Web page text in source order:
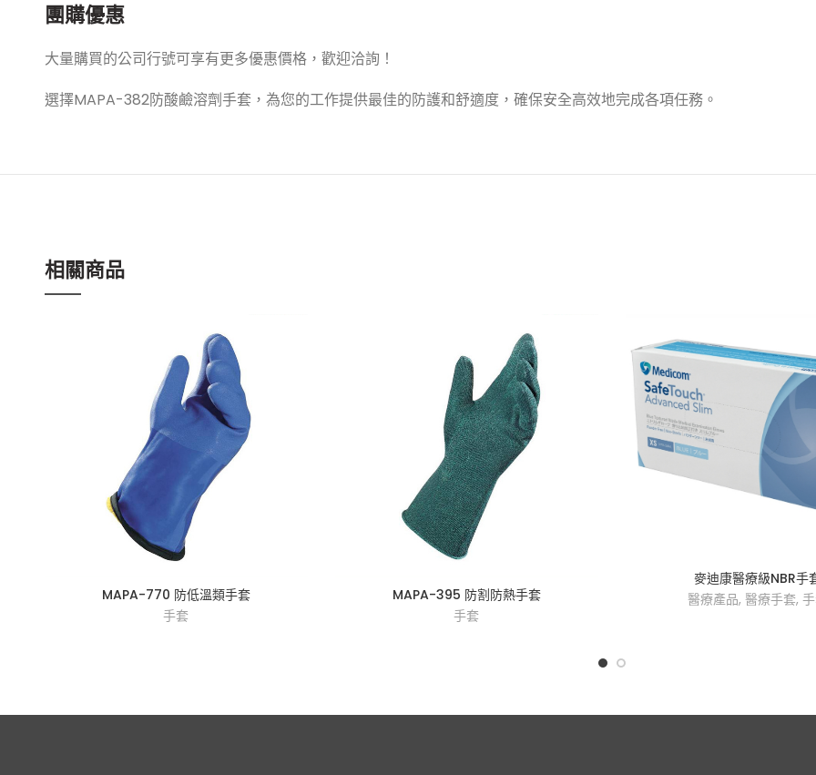
團購優惠
大量購買的公司行號可享有更多優惠價格，歡迎洽詢！
選擇MAPA-382防酸鹼溶劑手套，為您的工作提供最佳的防護和舒適度，確保安全高效地完成各項任務。
相關商品
MAPA-770 防低溫類手套
手套
MAPA-395 防割防熱手套
手套
麥迪康醫療級NBR手
醫療產品, 醫療手套,